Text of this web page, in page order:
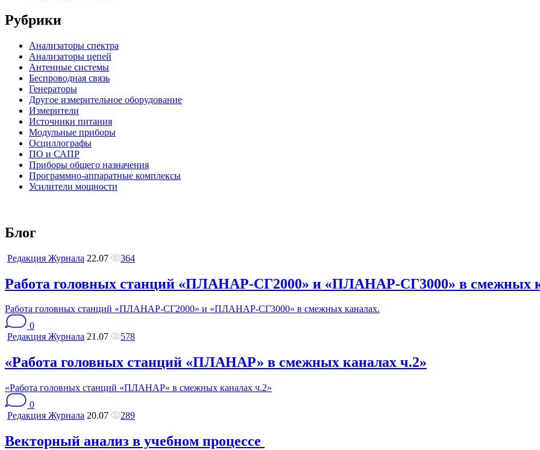
Сайдбар
Рубрики
Анализаторы спектра
Анализаторы цепей
Антенные системы
Беспроводная связь
Генераторы
Другое измерительное оборудование
Измерители
Источники питания
Модульные приборы
Осциллографы
ПО и САПР
Приборы общего назначения
Программно-аппаратные комплексы
Усилители мощности
Блог
Редакция Журнала 22.07 364
Работа головных станций «ПЛАНАР-СГ2000» и «ПЛАНАР-СГ3000» в смежных
Работа головных станций «ПЛАНАР-СГ2000» и «ПЛАНАР-СГ3000» в смежных каналах.
0
Редакция Журнала 21.07 578
«Работа головных станций «ПЛАНАР» в смежных каналах ч.2»
«Работа головных станций «ПЛАНАР» в смежных каналах ч.2»
0
Редакция Журнала 20.07 289
Векторный анализ в учебном процессе